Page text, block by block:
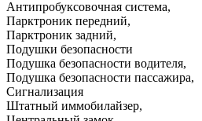
Антипробуксовочная система,
Парктроник передний,
Парктроник задний,
Подушки безопасности
Подушка безопасности водителя,
Подушка безопасности пассажира,
Сигнализация
Штатный иммобилайзер,